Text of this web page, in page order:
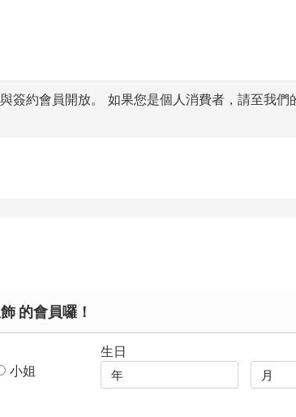
簽約會員開放。 如果您是個人消費者，請至我
的會員囉！
小姐
生日